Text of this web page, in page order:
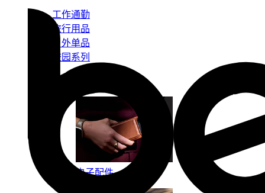
工作通勤
旅行用品
户外单品
校园系列
电子配件